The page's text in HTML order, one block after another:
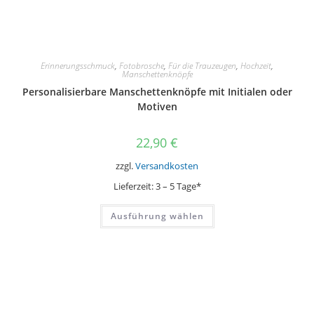
Erinnerungsschmuck, Fotobrosche, Für die Trauzeugen, Hochzeit,
Manschettenknöpfe
Personalisierbare Manschettenknöpfe mit Initialen oder
Motiven
22,90 €
zzgl.Versandkosten
Lieferzeit:3 – 5 Tage*
Ausführung wählen
Dieses
weist